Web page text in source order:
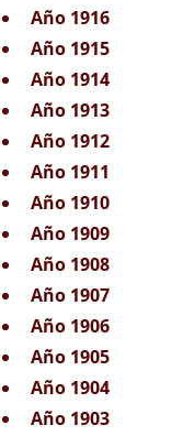
Año 1916
Año 1915
Año 1914
Año 1913
Año 1912
Año 1911
Año 1910
Año 1909
Año 1908
Año 1907
Año 1906
Año 1905
Año 1904
Año 1903